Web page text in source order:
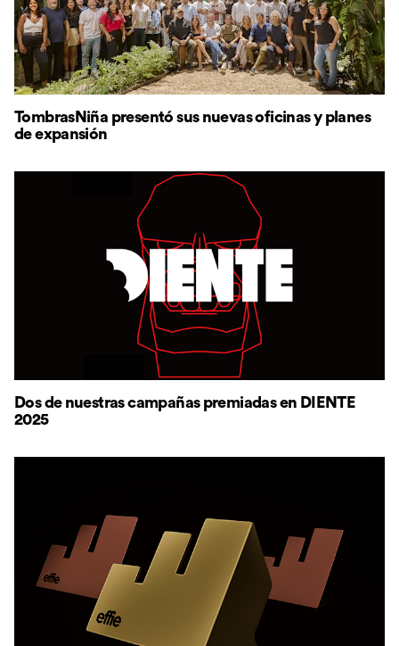
TombrasNiña presentó sus nuevas oficinas y planes
de expansión
Dos de nuestras campañas premiadas en DIENTE
2025